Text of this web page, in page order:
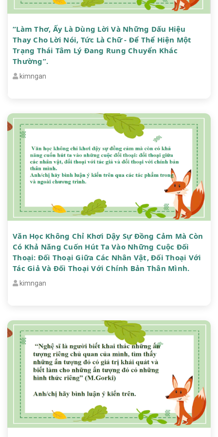
“Làm Thơ, Ấy Là Dùng Lời Và Những Dấu Hiệu
Thay Cho Lời Nói, Tức Là Chữ - Để Thể Hiện Một
Trạng Thái Tâm Lý Đang Rung Chuyển Khác
Thường”.
kimngan
Văn Học Không Chỉ Khơi Dậy Sự Đồng Cảm Mà Còn
Có Khả Năng Cuốn Hút Ta Vào Những Cuộc Đối
Thoại: Đối Thoại Giữa Các Nhân Vật, Đối Thoại Với
Tác Giả Và Đối Thoại Với Chính Bản Thân Mình.
kimngan